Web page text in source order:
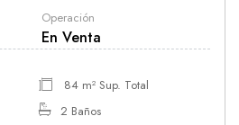
Operación
En Venta
84 m² Sup. Total
2 Baños